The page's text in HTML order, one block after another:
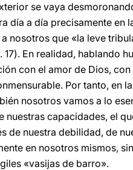
se vaya
día a día precisamente en
nosotros que «la leve
En realidad, hablando
con el amor de Dios,
Por tanto, en
nosotros vamos a lo
nuestras capacidades, el
de nuestra debilidad, de
en nosotros mismos,
«vasijas de barro».